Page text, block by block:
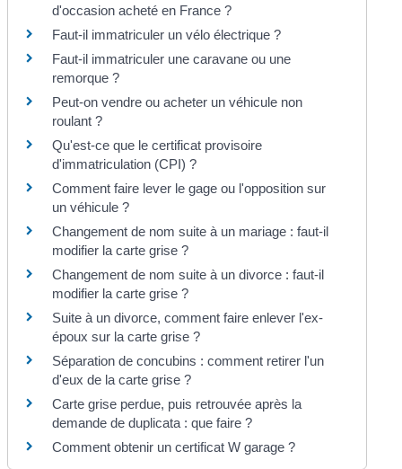
d'occasion acheté en France ?
Faut-il immatriculer un vélo électrique ?
Faut-il immatriculer une caravane ou une
remorque ?
Peut-on vendre ou acheter un véhicule non
roulant ?
Qu'est-ce que le certificat provisoire
d'immatriculation (CPI) ?
Comment faire lever le gage ou l'opposition sur
un véhicule ?
Changement de nom suite à un mariage : faut-il
modifier la carte grise ?
Changement de nom suite à un divorce : faut-il
modifier la carte grise ?
Suite à un divorce, comment faire enlever l'ex-
époux sur la carte grise ?
Séparation de concubins : comment retirer l'un
d'eux de la carte grise ?
Carte grise perdue, puis retrouvée après la
demande de duplicata : que faire ?
Comment obtenir un certificat W garage ?